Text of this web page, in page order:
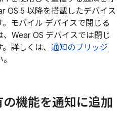
OS 5 以降を搭載したデバイス
モバイル デバイスで閉じる
Wear OS デバイスでは閉じ
詳しくは、 通知のブリッジ
機能を通知に追加